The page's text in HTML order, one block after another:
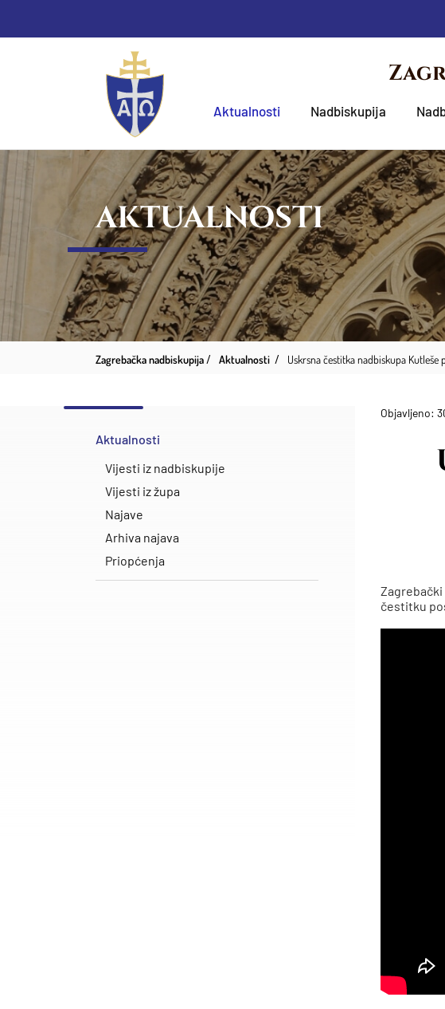
Aktualnosti Nadbiskupija
AKTUALNOSTI
Zagrebačka nadbiskupija Aktualnosti Uskrsna čestitka nadbiskupa
Aktualnosti
Vijesti iz nadbiskupije
Vijesti iz župa
Najave
Arhiva najava
Priopćenja
Objavljeno:
čestitku